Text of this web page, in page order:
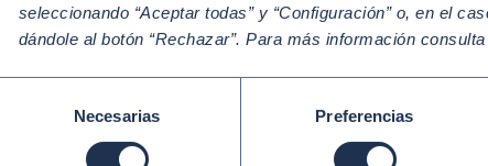
seleccionando “Aceptar todas” y “Configuración” o, en el
dándole al botón “Rechazar”. Para más información
consentimiento
Necesarias Preferencias
El océano absorbe alrededor del
tanto, una herramienta clave en la
media mundial actual de 1,1°C por
Sin embargo, la actual absorción